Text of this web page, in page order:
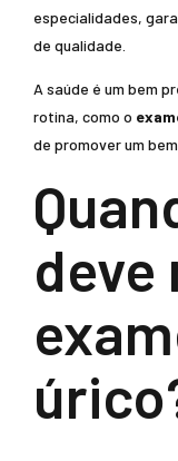
especialidades,
de qualidade.
A saúde é um bem
rotina, como o
de promover um
deve